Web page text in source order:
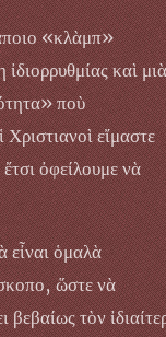
«κλὰμπ»
καὶ μιὰ
ποὺ
εἴμαστε
ὀφείλουμε νὰ
εἶναι ὁμαλὰ
ὥστε νὰ
τὸν